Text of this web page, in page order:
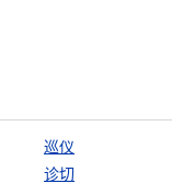
巡仪
诊切